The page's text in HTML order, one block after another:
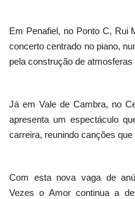
Em Penafiel, no Ponto C, Rui
concerto centrado no piano,
pela construção de
Já em Vale de Cambra, no
apresenta um espectáculo
carreira, reunindo canções
Com esta nova vaga de
Vezes o Amor continua a